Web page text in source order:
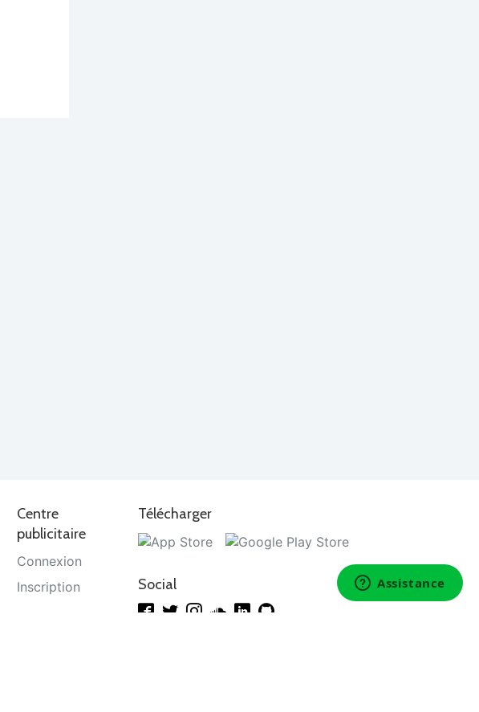
Centre
publicitaire
Connexion
Inscription
Télécharger
Social